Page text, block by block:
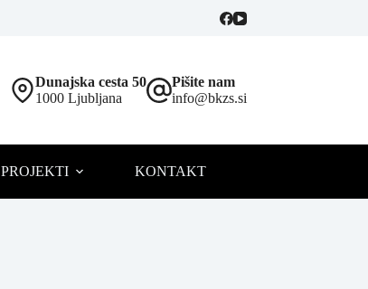
Dunajska cesta 50
1000 Ljubljana
Pišite nam
info@bkzs.si
PROJEKTI KONTAKT